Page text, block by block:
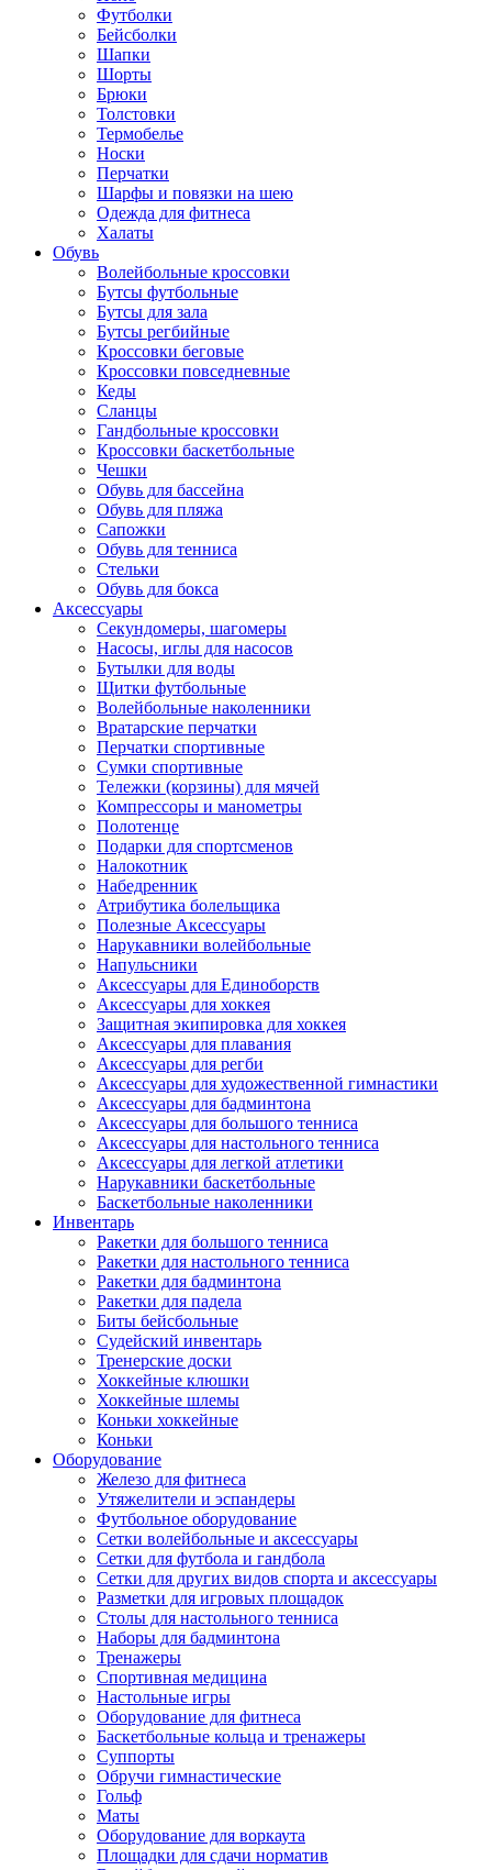
Футболки
Бейсболки
Шапки
Шорты
Брюки
Толстовки
Термобелье
Носки
Перчатки
Шарфы и повязки на шею
Одежда для фитнеса
Халаты
Обувь
Волейбольные кроссовки
Бутсы футбольные
Бутсы для зала
Бутсы регбийные
Кроссовки беговые
Кроссовки повседневные
Кеды
Сланцы
Гандбольные кроссовки
Кроссовки баскетбольные
Чешки
Обувь для бассейна
Обувь для пляжа
Сапожки
Обувь для тенниса
Стельки
Обувь для бокса
Аксессуары
Секундомеры, шагомеры
Насосы, иглы для насосов
Бутылки для воды
Щитки футбольные
Волейбольные наколенники
Вратарские перчатки
Перчатки спортивные
Сумки спортивные
Тележки (корзины) для мячей
Компрессоры и манометры
Полотенце
Подарки для спортсменов
Налокотник
Набедренник
Атрибутика болельщика
Полезные Аксессуары
Нарукавники волейбольные
Напульсники
Аксессуары для Единоборств
Аксессуары для хоккея
Защитная экипировка для хоккея
Аксессуары для плавания
Аксессуары для регби
Аксессуары для художественной гимнастики
Аксессуары для бадминтона
Аксессуары для большого тенниса
Аксессуары для настольного тенниса
Аксессуары для легкой атлетики
Нарукавники баскетбольные
Баскетбольные наколенники
Инвентарь
Ракетки для большого тенниса
Ракетки для настольного тенниса
Ракетки для бадминтона
Ракетки для падела
Биты бейсбольные
Судейский инвентарь
Тренерские доски
Хоккейные клюшки
Хоккейные шлемы
Коньки хоккейные
Коньки
Оборудование
Железо для фитнеса
Утяжелители и эспандеры
Футбольное оборудование
Сетки волейбольные и аксессуары
Сетки для футбола и гандбола
Сетки для других видов спорта и аксессуары
Разметки для игровых площадок
Столы для настольного тенниса
Наборы для бадминтона
Тренажеры
Спортивная медицина
Настольные игры
Оборудование для фитнеса
Баскетбольные кольца и тренажеры
Суппорты
Обручи гимнастические
Гольф
Маты
Оборудование для воркаута
Площадки для сдачи норматив